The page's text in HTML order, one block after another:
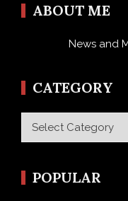
ABOUT ME
News and
CATEGORY
Category
POPULAR